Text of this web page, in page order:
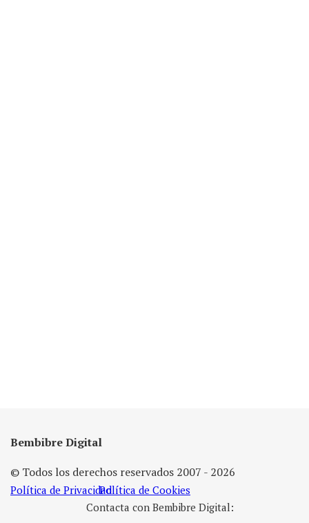
Bembibre Digital
© Todos los derechos reservados 2007 - 2026
Política de PrivacidadPolítica de Cookies
Contacta con Bembibre Digital: